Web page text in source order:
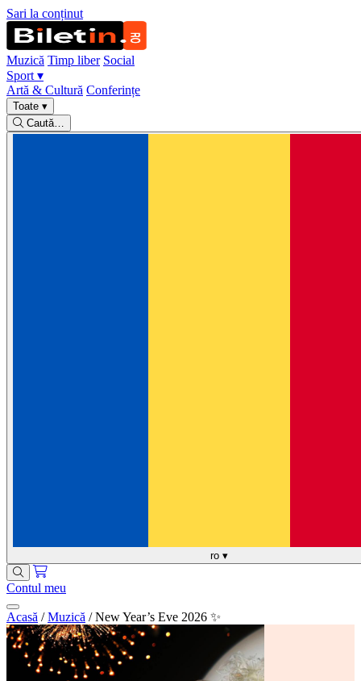
Sari la conținut
Muzică Timp liber Social
Sport ▾
Artă & Cultură Conferințe
Toate ▾
Caută…
ro ▾
Contul meu
Acasă / Muzică / New Year’s Eve 2026 ✨